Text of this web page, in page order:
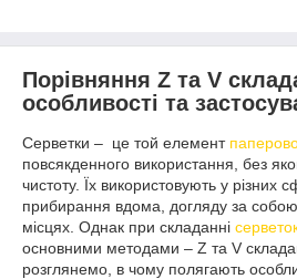
Порівняння Z та V
особливості та
Серветки – це той елемент
повсякденного використання, без
чистоту. Їх використовують у різних
прибирання вдома, догляду за
місцях. Однак при складанні
основними методами – Z та V
розглянемо, в чому полягають